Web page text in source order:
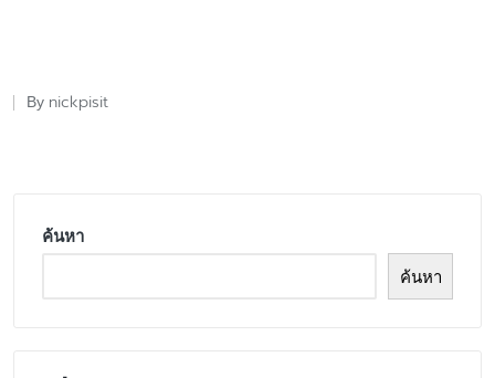
Posted
By nickpisit
ค้นหา
ค้นหา